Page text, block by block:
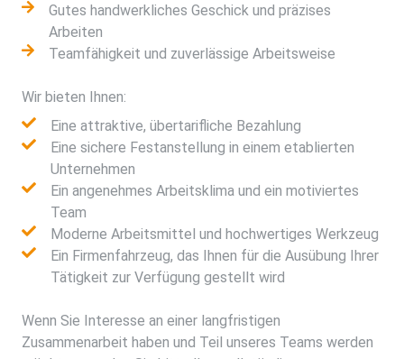
Gutes handwerkliches Geschick und präzises
Arbeiten
Teamfähigkeit und zuverlässige Arbeitsweise
Wir bieten Ihnen:
Eine attraktive, übertarifliche Bezahlung
Eine sichere Festanstellung in einem etablierten
Unternehmen
Ein angenehmes Arbeitsklima und ein motiviertes
Team
Moderne Arbeitsmittel und hochwertiges Werkzeug
Ein Firmenfahrzeug, das Ihnen für die Ausübung Ihrer
Tätigkeit zur Verfügung gestellt wird
Wenn Sie Interesse an einer langfristigen
Zusammenarbeit haben und Teil unseres Teams werden